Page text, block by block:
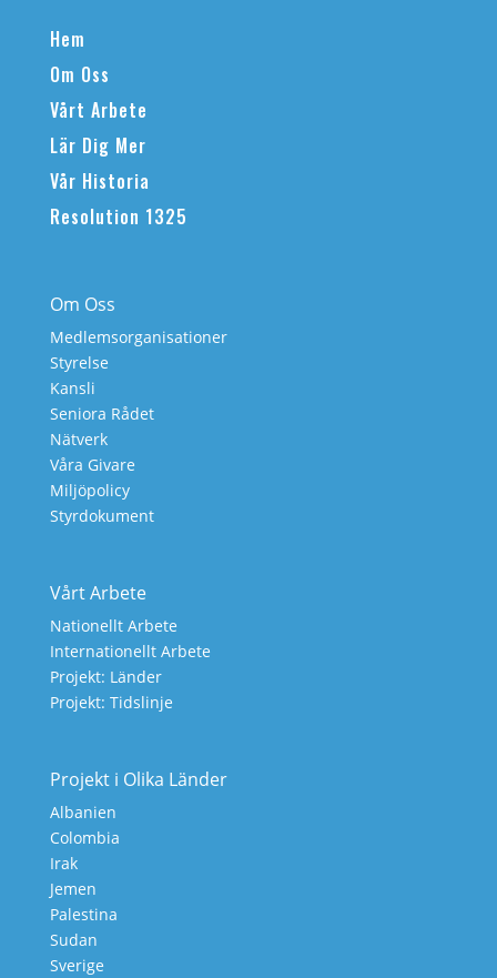
Hem
Om Oss
Vårt Arbete
Lär Dig Mer
Vår Historia
Resolution 1325
Om Oss
Medlemsorganisationer
Styrelse
Kansli
Seniora Rådet
Nätverk
Våra Givare
Miljöpolicy
Styrdokument
Vårt Arbete
Nationellt Arbete
Internationellt Arbete
Projekt: Länder
Projekt: Tidslinje
Projekt i Olika Länder
Albanien
Colombia
Irak
Jemen
Palestina
Sudan
Sverige